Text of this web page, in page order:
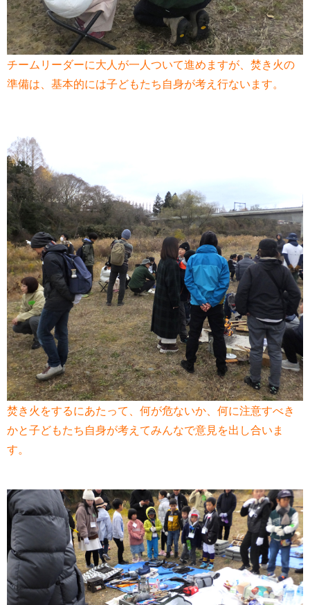
チームリーダーに大人が一人ついて進めますが、焚き火の
準備は、基本的には子どもたち自身が考え行ないます。
焚き火をするにあたって、何が危ないか、何に注意すべき
かと子どもたち自身が考えてみんなで意見を出し合いま
す。